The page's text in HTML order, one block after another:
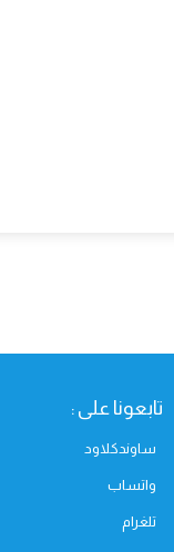
تابعونا على :
ساوندكلاود
واتساب
تلغرام